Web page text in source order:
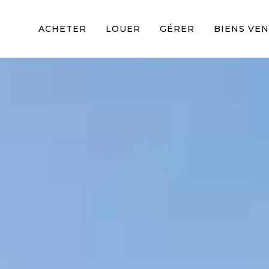
ACHETER LOUER GÉRER BIENS